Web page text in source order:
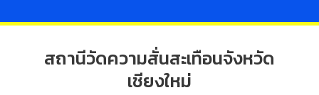
สถานีวัดความสั่นสะเทือนจังหวัด
เชียงใหม่